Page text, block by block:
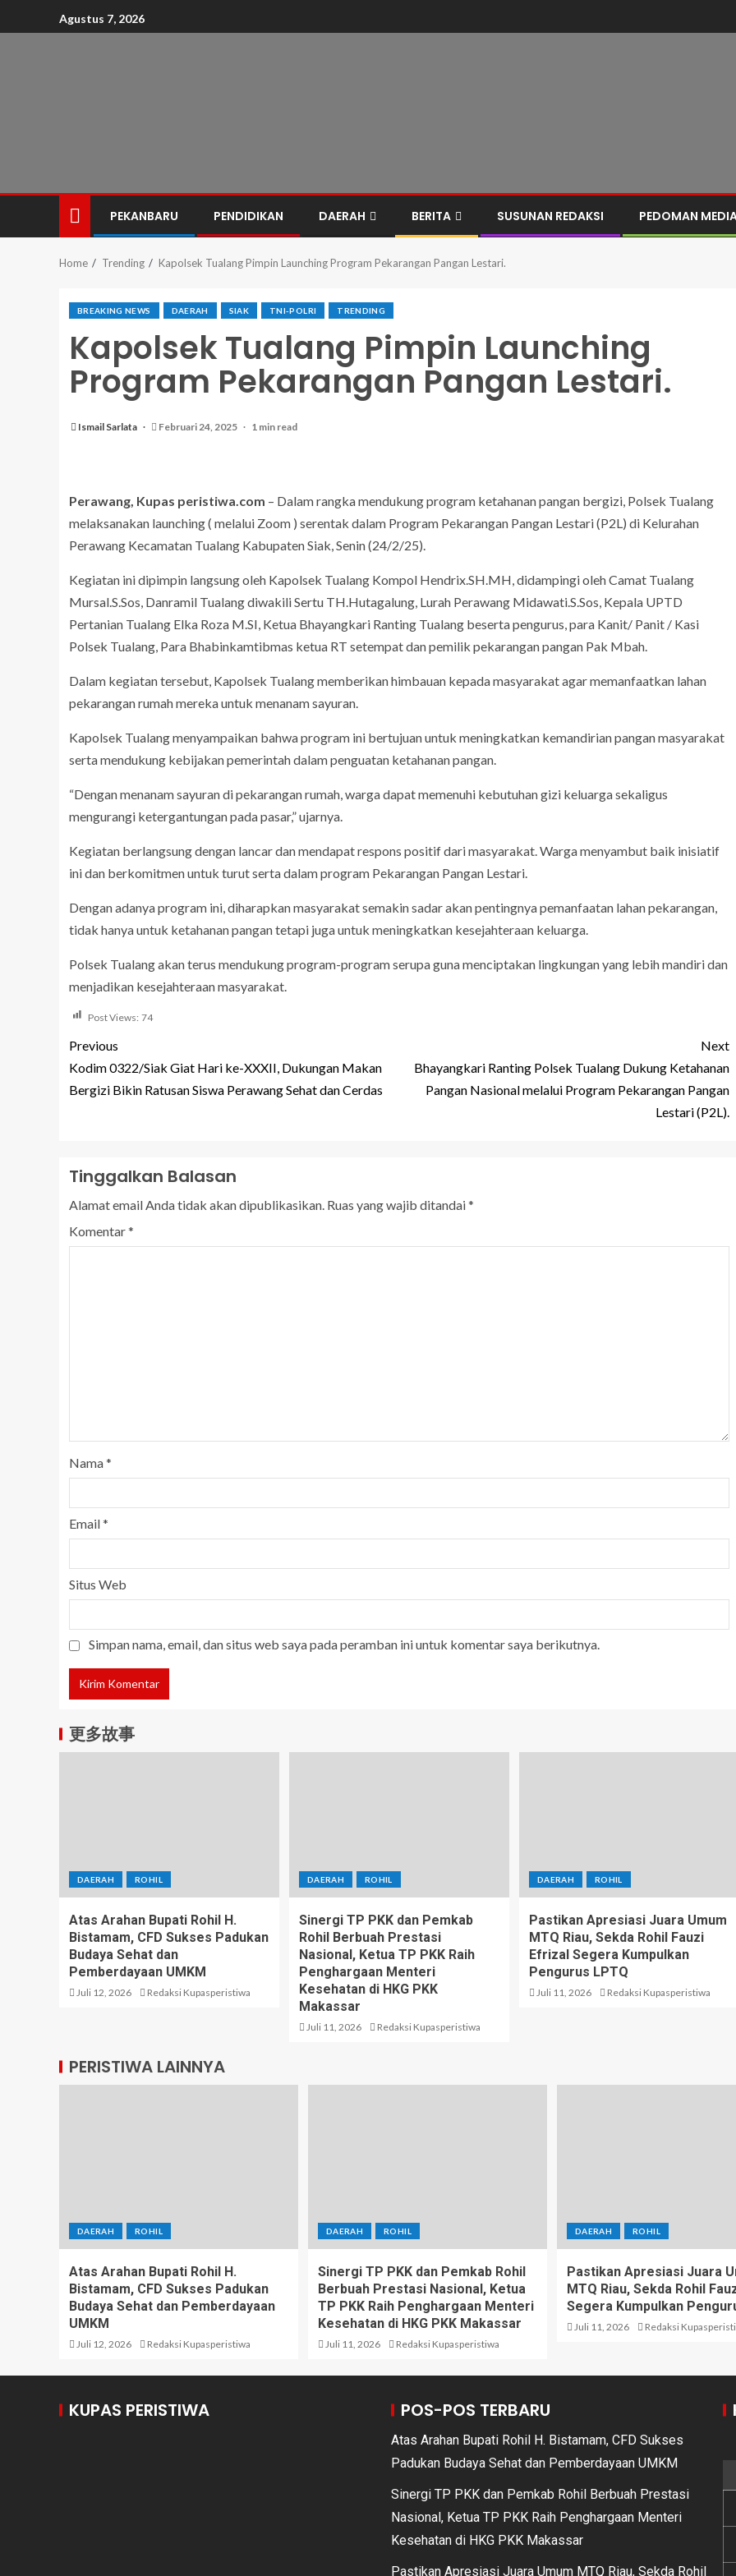
Agustus 7, 2026
PEKANBARU PENDIDIKAN DAERAH BERITA SUSUNAN REDAKSI PEDOMAN
Home Trending Kapolsek Tualang Pimpin Launching Program Pekarangan Pangan Lestari.
BREAKING NEWS DAERAH SIAK TNI-POLRI TRENDING
Kapolsek Tualang Pimpin Launching
Program Pekarangan Pangan Lestari.
Ismail Sarlata Februari 24, 2025 1 min read
Perawang, Kupas peristiwa.com – Dalam rangka mendukung program ketahanan pangan bergizi, Polsek Tualang
melaksanakan launching ( melalui Zoom ) serentak dalam Program Pekarangan Pangan Lestari (P2L) di Kelurahan
Perawang Kecamatan Tualang Kabupaten Siak, Senin (24/2/25).
Kegiatan ini dipimpin langsung oleh Kapolsek Tualang Kompol Hendrix.SH.MH, didampingi oleh Camat Tualang
Mursal.S.Sos, Danramil Tualang diwakili Sertu TH.Hutagalung, Lurah Perawang Midawati.S.Sos, Kepala UPTD
Pertanian Tualang Elka Roza M.SI, Ketua Bhayangkari Ranting Tualang beserta pengurus, para Kanit/ Panit / Kasi
Polsek Tualang, Para Bhabinkamtibmas ketua RT setempat dan pemilik pekarangan pangan Pak Mbah.
Dalam kegiatan tersebut, Kapolsek Tualang memberikan himbauan kepada masyarakat agar memanfaatkan lahan
pekarangan rumah mereka untuk menanam sayuran.
Kapolsek Tualang menyampaikan bahwa program ini bertujuan untuk meningkatkan kemandirian pangan masyarakat
serta mendukung kebijakan pemerintah dalam penguatan ketahanan pangan.
“Dengan menanam sayuran di pekarangan rumah, warga dapat memenuhi kebutuhan gizi keluarga sekaligus
mengurangi ketergantungan pada pasar,” ujarnya.
Kegiatan berlangsung dengan lancar dan mendapat respons positif dari masyarakat. Warga menyambut baik inisiatif
ini dan berkomitmen untuk turut serta dalam program Pekarangan Pangan Lestari.
Dengan adanya program ini, diharapkan masyarakat semakin sadar akan pentingnya pemanfaatan lahan pekarangan,
tidak hanya untuk ketahanan pangan tetapi juga untuk meningkatkan kesejahteraan keluarga.
Polsek Tualang akan terus mendukung program-program serupa guna menciptakan lingkungan yang lebih mandiri dan
menjadikan kesejahteraan masyarakat.
Post Views: 74
Previous
Kodim 0322/Siak Giat Hari ke-XXXII, Dukungan Makan
Bergizi Bikin Ratusan Siswa Perawang Sehat dan Cerdas
Next
Bhayangkari Ranting Polsek Tualang Dukung Ketahanan
Pangan Nasional melalui Program Pekarangan Pangan
Lestari (P2L).
Tinggalkan Balasan
Alamat email Anda tidak akan dipublikasikan. Ruas yang wajib ditandai*
Komentar*
Nama*
Email*
Situs Web
Simpan nama, email, dan situs web saya pada peramban ini untuk komentar saya berikutnya.
更多故事
DAERAH ROHIL
Atas Arahan Bupati Rohil H.
Bistamam, CFD Sukses Padukan
Budaya Sehat dan
Pemberdayaan UMKM
Juli 12, 2026 Redaksi Kupasperistiwa
DAERAH ROHIL
Sinergi TP PKK dan Pemkab
Rohil Berbuah Prestasi
Nasional, Ketua TP PKK Raih
Penghargaan Menteri
Kesehatan di HKG PKK
Makassar
Juli 11, 2026 Redaksi Kupasperistiwa
DAERAH ROHIL
Pastikan Apresiasi Juara Umum
MTQ Riau, Sekda Rohil Fauzi
Efrizal Segera Kumpulkan
Pengurus LPTQ
Juli 11, 2026 Redaksi Kupasperistiwa
PERISTIWA LAINNYA
DAERAH ROHIL
Atas Arahan Bupati Rohil H.
Bistamam, CFD Sukses Padukan
Budaya Sehat dan Pemberdayaan
UMKM
Juli 12, 2026 Redaksi Kupasperistiwa
DAERAH ROHIL
Sinergi TP PKK dan Pemkab Rohil
Berbuah Prestasi Nasional, Ketua
TP PKK Raih Penghargaan Menteri
Kesehatan di HKG PKK Makassar
Juli 11, 2026 Redaksi Kupasperistiwa
DAERAH ROHIL
Pastikan Apresiasi Juara
MTQ Riau, Sekda Rohil
Segera Kumpulkan
Juli 11, 2026 Redaksi
KUPAS PERISTIWA POS-POS TERBARU
Atas Arahan Bupati Rohil H. Bistamam, CFD Sukses
Padukan Budaya Sehat dan Pemberdayaan UMKM
Sinergi TP PKK dan Pemkab Rohil Berbuah Prestasi
Nasional, Ketua TP PKK Raih Penghargaan Menteri
Kesehatan di HKG PKK Makassar
Pastikan Apresiasi Juara Umum MTQ Riau, Sekda Rohil